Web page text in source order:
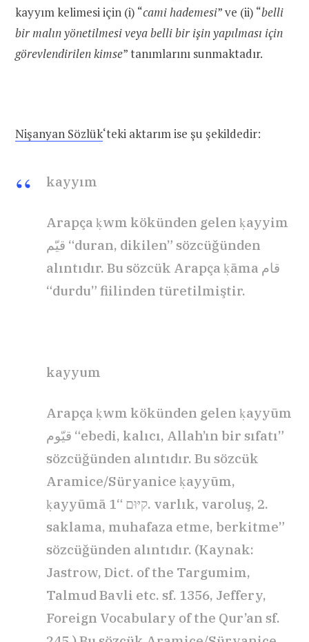
kayyım kelimesi için (i) “cami hademesi” ve (ii) “belli
bir malın yönetilmesi veya belli bir işin yapılması için
görevlendirilen kimse” tanımlarını sunmaktadır.
Nişanyan Sözlük‘teki aktarım ise şu şekildedir:
kayyım
Arapça ḳwm kökünden gelen ḳayyim
قيّم “duran, dikilen” sözcüğünden
alıntıdır. Bu sözcük Arapça ḳāma قام
“durdu” fiilinden türetilmiştir.
kayyum
Arapça ḳwm kökünden gelen ḳayyūm
قيّوم “ebedi, kalıcı, Allah’ın bir sıfatı”
sözcüğünden alıntıdır. Bu sözcük
Aramice/Süryanice ḳayyūm,
ḳayyūmā קיּוּם “1. varlık, varoluş, 2.
saklama, muhafaza etme, berkitme”
sözcüğünden alıntıdır. (Kaynak:
Jastrow, Dict. of the Targumim,
Talmud Bavli etc. sf. 1356, Jeffery,
Foreign Vocabulary of the Qur’an sf.